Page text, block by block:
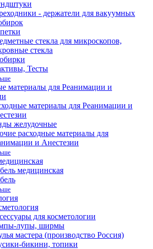
- держатели для вакуумных
стекла для микроскопов,
стекла
Тесты
материалы для Реанимации и
материалы для Реанимации и
желудочные
расходные материалы для
и Анестезии
медицинская
для косметологии
лупы, ширмы
мастера (производство Россия)
бикини, топики